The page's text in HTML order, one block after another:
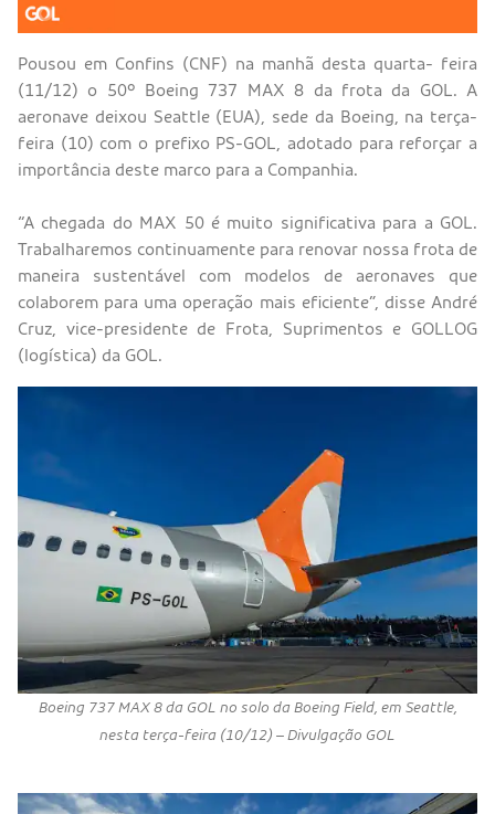
Pousou em Confins (CNF) na manhã desta quarta- feira
(11/12) o 50º Boeing 737 MAX 8 da frota da GOL. A
aeronave deixou Seattle (EUA), sede da Boeing, na terça-
feira (10) com o prefixo PS-GOL, adotado para reforçar a
importância deste marco para a Companhia.
“A chegada do MAX 50 é muito significativa para a GOL.
Trabalharemos continuamente para renovar nossa frota de
maneira sustentável com modelos de aeronaves que
colaborem para uma operação mais eficiente”, disse André
Cruz, vice-presidente de Frota, Suprimentos e GOLLOG
(logística) da GOL.
Boeing 737 MAX 8 da GOL no solo da Boeing Field, em Seattle,
nesta terça-feira (10/12) – Divulgação GOL